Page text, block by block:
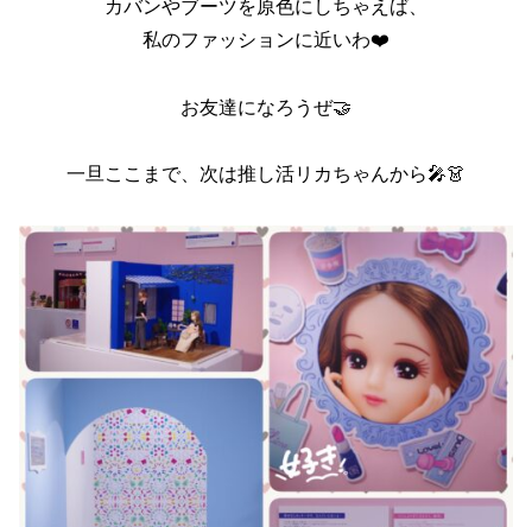
カバンやブーツを原色にしちゃえば、
私のファッションに近いわ❤️
お友達になろうぜ🤝
一旦ここまで、次は推し活リカちゃんから🎤👗